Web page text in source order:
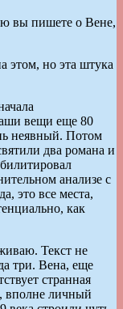
вы пишете о Вене,
этом, но эта штука
вещи еще 80
неявный. Потом
два романа и
анализе с
это все места,
как
Текст не
три. Вена, еще
странная
вполне личный